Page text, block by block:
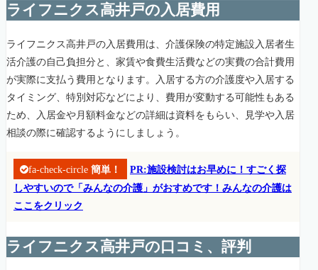
ライフニクス高井戸の入居費用
ライフニクス高井戸の入居費用は、介護保険の特定施設入居者生
活介護の自己負担分と、家賃や食費生活費などの実費の合計費用
が実際に支払う費用となります。入居する方の介護度や入居する
タイミング、特別対応などにより、費用が変動する可能性もある
ため、入居金や月額料金などの詳細は資料をもらい、見学や入居
相談の際に確認するようにしましょう。
fa-check-circle 簡単！
PR:施設検討はお早めに！すごく探
しやすいので「みんなの介護」がおすめです！みんなの介護は
ここをクリック
ライフニクス高井戸の口コミ、評判